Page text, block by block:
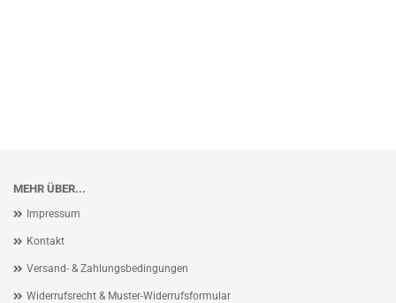
MEHR ÜBER...
Impressum
Kontakt
Versand- & Zahlungsbedingungen
Widerrufsrecht & Muster-Widerrufsformular